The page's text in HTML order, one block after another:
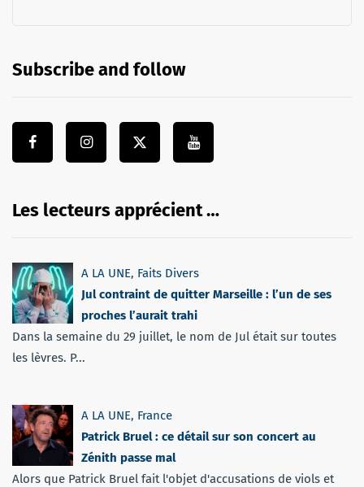
Subscribe and follow
Les lecteurs apprécient …
A LA UNE, Faits Divers
Jul contraint de quitter Marseille : l’un de ses
proches l’aurait trahi
Dans la semaine du 29 juillet, le nom de Jul était sur toutes
les lèvres. P...
A LA UNE, France
Patrick Bruel : ce détail sur son concert au
Zénith passe mal
Alors que Patrick Bruel fait l'objet d'accusations de viols et